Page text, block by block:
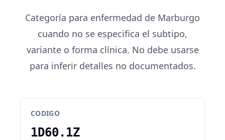
Categoría para enfermedad de Marburgo
cuando no se especifica el subtipo,
variante o forma clínica. No debe usarse
para inferir detalles no documentados.
CODIGO
1D60.1Z